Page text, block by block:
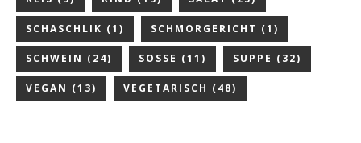
SCHASCHLIK (1) SCHMORGERICHT (1)
SCHWEIN (24) SOSSE (11) SUPPE (32)
VEGAN (13) VEGETARISCH (48)